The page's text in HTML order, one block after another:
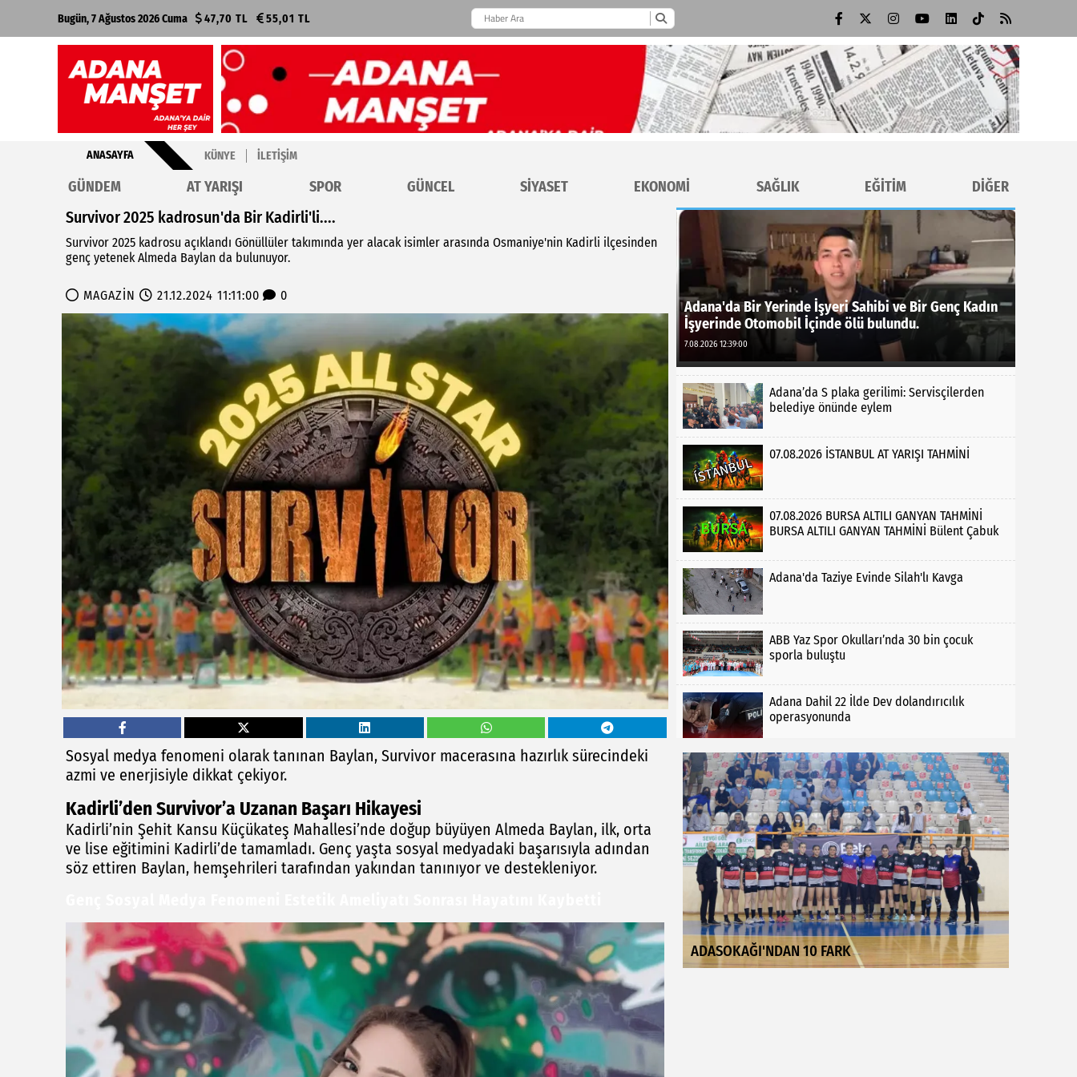
Bugün, 7 Ağustos 2026 Cuma 47,70 TL 55,01 TL
ANASAYFA KÜNYE İLETIŞIM
GÜNDEM AT YARIŞI SPOR GÜNCEL SİYASET EKONOMİ SAĞLIK EĞİTİM DİĞER
Survivor 2025 kadrosun'da Bir Kadirli'li....
Survivor 2025 kadrosu açıklandı Gönüllüler takımında yer alacak isimler arasında Osmaniye'nin Kadirli ilçesinden
genç yetenek Almeda Baylan da bulunuyor.
MAGAZİN 21.12.2024 11:11:00 0
Sosyal medya fenomeni olarak tanınan Baylan, Survivor macerasına hazırlık sürecindeki
azmi ve enerjisiyle dikkat çekiyor.
Kadirli’den Survivor’a Uzanan Başarı Hikayesi
Kadirli’nin Şehit Kansu Küçükateş Mahallesi’nde doğup büyüyen Almeda Baylan, ilk, orta
ve lise eğitimini Kadirli’de tamamladı. Genç yaşta sosyal medyadaki başarısıyla adından
söz ettiren Baylan, hemşehrileri tarafından yakından tanınıyor ve destekleniyor.
Adana'da Bir Yerinde İşyeri Sahibi ve Bir Genç Kadın
İşyerinde Otomobil İçinde ölü bulundu.
7.08.2026 12:39:00
Adana’da S plaka gerilimi: Servisçilerden
belediye önünde eylem
07.08.2026 İSTANBUL AT YARIŞI TAHMİNİ
07.08.2026 BURSA ALTILI GANYAN TAHMİNİ
BURSA ALTILI GANYAN TAHMİNİ Bülent Çabuk
Adana'da Taziye Evinde Silah'lı Kavga
ABB Yaz Spor Okulları’nda 30 bin çocuk
sporla buluştu
Adana Dahil 22 İlde Dev dolandırıcılık
operasyonunda
ADASOKAĞI'NDAN 10 FARK